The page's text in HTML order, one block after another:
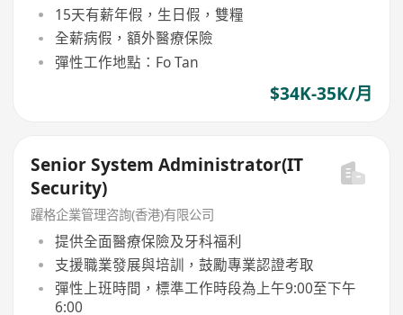
15天有薪年假，生日假，雙糧
全薪病假，額外醫療保險
彈性工作地點：Fo Tan
$34K-35K/月
Senior System Administrator(IT
Security)
躍格企業管理咨詢(香港)有限公司
提供全面醫療保險及牙科福利
支援職業發展與培訓，鼓勵專業認證考取
彈性上班時間，標準工作時段為上午9:00至下午
6:00